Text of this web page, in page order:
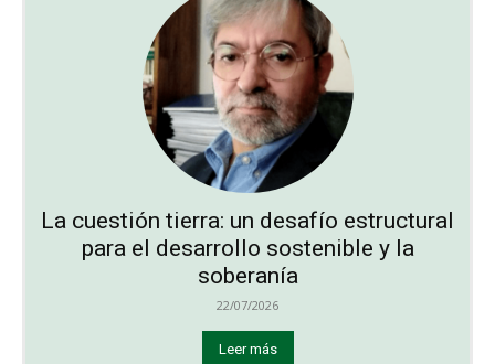
La cuestión tierra: un desafío estructural
para el desarrollo sostenible y la
soberanía
22/07/2026
Leer más